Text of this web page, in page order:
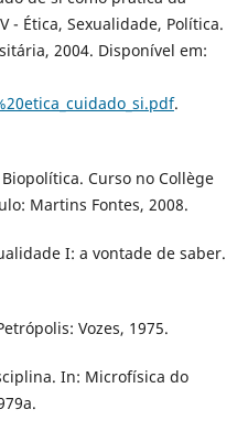
- Ética, Sexualidade, Política.
2004. Disponível em:
.
Curso no Collège
Martins Fontes, 2008.
I: a vontade de saber.
Vozes, 1975.
In: Microfísica do